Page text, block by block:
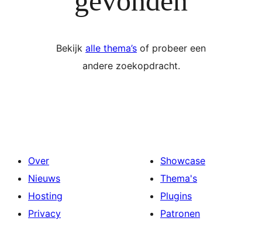
Bekijk alle thema’s of probeer een
andere zoekopdracht.
Over
Nieuws
Hosting
Privacy
Showcase
Thema's
Plugins
Patronen